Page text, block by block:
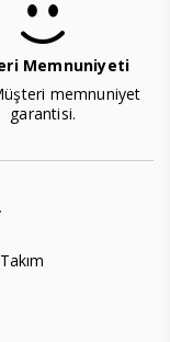
Memnuniyeti
memnuniyet
garantisi.